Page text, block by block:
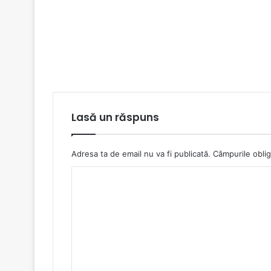
Lasă un răspuns
Adresa ta de email nu va fi publicată. Câmpurile